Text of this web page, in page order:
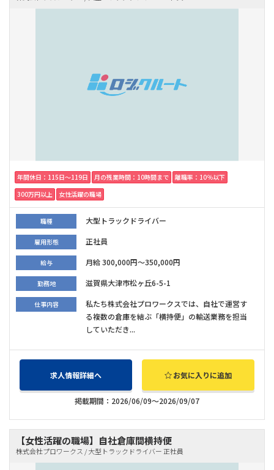
年間休日：115日〜119日 月の残業時間：10時間まで
離職率：10％以下
300万円以上
女性活躍の職場
職種 大型トラックドライバー
雇用形態 正社員
給与 月給 300,000円～350,000円
勤務地 滋賀県大津市松ヶ丘6-5-1
仕事内容
私たち株式会社プロワークスでは、自社で運営す
る複数の倉庫を結ぶ「横持便」の輸送業務を担当
していただき...
求人情報詳細へ お気に入りに追加
掲載期間：2026/06/09～2026/09/07
【女性活躍の職場】自社倉庫間横持便
株式会社プロワークス / 大型トラックドライバー 正社員